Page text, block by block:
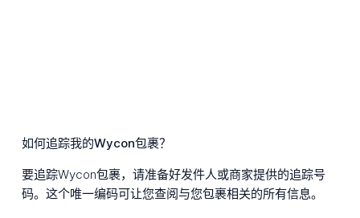
如何追踪我的Wycon包裹？
要追踪Wycon包裹，请准备好发件人或商家提供的追踪号
码。这个唯一编码可让您查阅与您包裹相关的所有信息。